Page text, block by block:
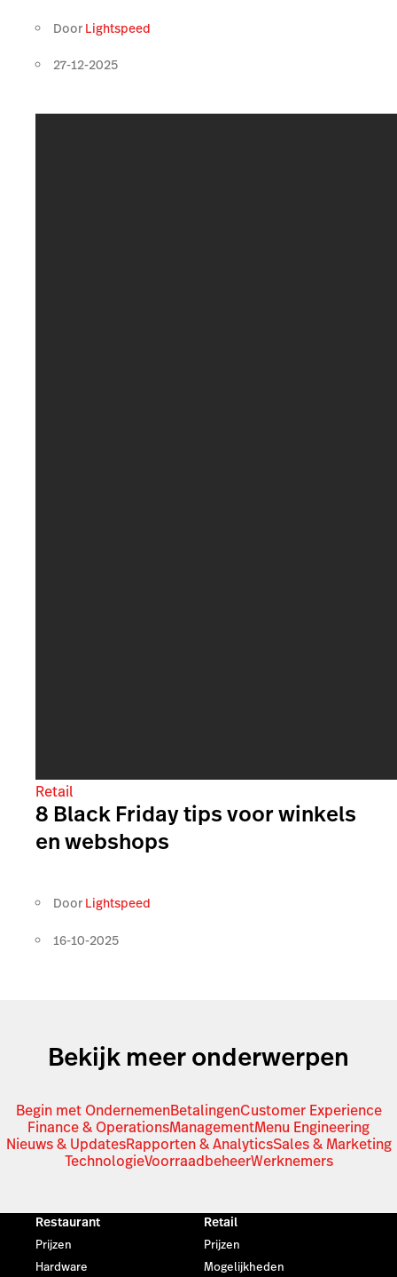
Door Lightspeed
27-12-2025
Retail
8 Black Friday tips voor winkels
en webshops
Door Lightspeed
16-10-2025
Bekijk meer onderwerpen
Begin met OndernemenBetalingenCustomer Experience
Finance & OperationsManagementMenu Engineering
Nieuws & UpdatesRapporten & AnalyticsSales & Marketing
TechnologieVoorraadbeheerWerknemers
Restaurant
Prijzen
Hardware
Retail
Prijzen
Mogelijkheden